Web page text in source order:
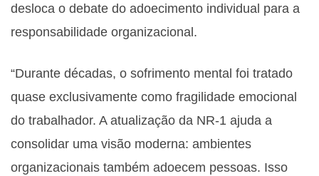
desloca o debate do adoecimento individual para a
responsabilidade organizacional.
“Durante décadas, o sofrimento mental foi tratado
quase exclusivamente como fragilidade emocional
do trabalhador. A atualização da NR-1 ajuda a
consolidar uma visão moderna: ambientes
organizacionais também adoecem pessoas. Isso